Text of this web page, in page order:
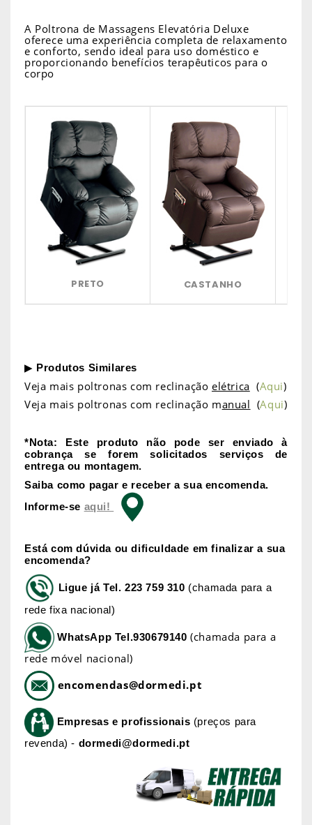
A Poltrona de Massagens Elevatória Deluxe
oferece uma experiência completa de relaxamento
e conforto, sendo ideal para uso doméstico e
proporcionando benefícios terapêuticos para o
corpo
PRETO CASTANHO
▶ Produtos Similares
Veja mais poltronas com reclinaçãoelétrica (Aqui)
Veja mais poltronas com reclinação manual (Aqui)
*Nota: Este produto não pode ser enviado à
cobrança se forem solicitados serviços de
entrega ou montagem.
Saiba como pagar e receber a sua encomenda.
Informe-se aqui!
Está com dúvida ou dificuldade em finalizar a sua
encomenda?
Ligue já Tel. 223 759 310 (chamada para a
rede fixa nacional)
WhatsApp Tel.930679140 (chamada para a
rede móvel nacional)
encomendas@dormedi.pt
Empresas e profissionais (preços para
revenda) - dormedi@dormedi.pt